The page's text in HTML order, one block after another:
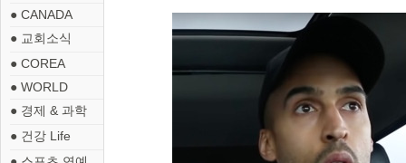
● CANADA
● 교회소식
● COREA
● WORLD
● 경제 & 과학
● 건강 Life